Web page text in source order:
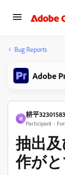
Bug Reports
Adobe
耕
耕平
Participant
抽出
作が